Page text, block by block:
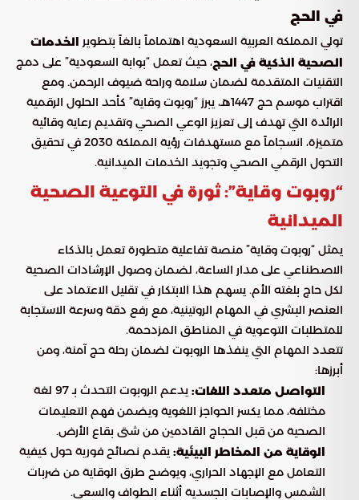
في الحج
تولي المملكة العربية السعودية اهتماماً بالغاً بتطوير الخدمات
الصحية الذكية في الحج، حيث تعمل “بوابة السعودية” على دمج
التقنيات المتقدمة لضمان سلامة وراحة ضيوف الرحمن. ومع
اقتراب موسم حج 1447هـ، يبرز “روبوت وقاية” كأحد الحلول الرقمية
الرائدة التي تهدف إلى تعزيز الوعي الصحي وتقديم رعاية وقائية
متميزة، انسجاماً مع مستهدفات رؤية المملكة 2030 في تحقيق
التحول الرقمي الصحي وتجويد الخدمات الميدانية.
“روبوت وقاية”: ثورة في التوعية الصحية
الميدانية
يمثل “روبوت وقاية” منصة تفاعلية متطورة تعمل بالذكاء
الاصطناعي على مدار الساعة، لضمان وصول الإرشادات الصحية
لكل حاج بلغته الأم. يسهم هذا الابتكار في تقليل الاعتماد على
العنصر البشري في المهام الروتينية، مع رفع دقة وسرعة الاستجابة
للمتطلبات التوعوية في المناطق المزدحمة.
تتعدد المهام التي ينفذها الروبوت لضمان رحلة حج آمنة، ومن
أبرزها:
التواصل متعدد اللغات:
يدعم الروبوت التحدث بـ 97 لغة
مختلفة، مما يكسر الحواجز اللغوية ويضمن فهم التعليمات
الصحية من قبل الحجاج القادمين من شتى بقاع الأرض.
الوقاية من المخاطر البيئية: يقدم نصائح فورية حول كيفية
التعامل مع الإجهاد الحراري، ويوضح طرق الوقاية من ضربات
الشمس والإصابات الجسدية أثناء الطواف والسعي.